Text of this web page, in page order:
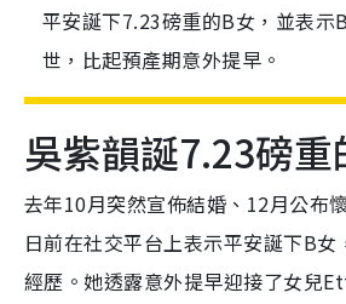
平安誕下7.23磅重的B女，並表示
世，比起預產期意外提早。
吳紫韻誕7.23磅重
去年10月突然宣佈結婚、12月公布
日前在社交平台上表示平安誕下B
經歷。她透露意外提早迎接了女兒